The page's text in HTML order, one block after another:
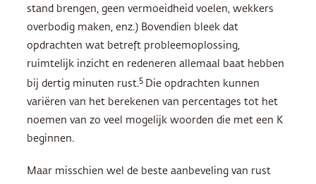
stand brengen, geen vermoeidheid voelen, wekkers
overbodig maken, enz.) Bovendien bleek dat
opdrachten wat betreft probleemoplossing,
ruimtelijk inzicht en redeneren allemaal baat hebben
bij dertig minuten rust.5 Die opdrachten kunnen
variëren van het berekenen van percentages tot het
noemen van zo veel mogelijk woorden die met een K
beginnen.
Maar misschien wel de beste aanbeveling van rust